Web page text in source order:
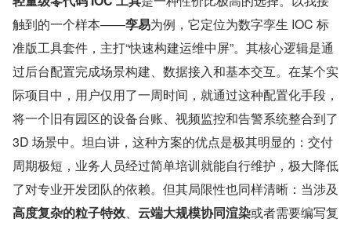
触到的一个样本——孪易为例，它定位为数字孪生 IOC 标
准版工具套件，主打“快速构建运维中屏”。其核心逻辑是通
过后台配置完成场景构建、数据接入和基本交互。在某个实
际项目中，用户仅用了一周时间，就通过这种配置化手段，
将一个旧有园区的设备台账、视频监控和告警系统整合到了
3D 场景中。坦白讲，这种方案的优点是极其明显的：交付
周期极短，业务人员经过简单培训就能自行维护，极大降低
了对专业开发团队的依赖。但其局限性也同样清晰：当涉及
高度复杂的粒子特效、 云端大规模协同渲染或者需要编写复